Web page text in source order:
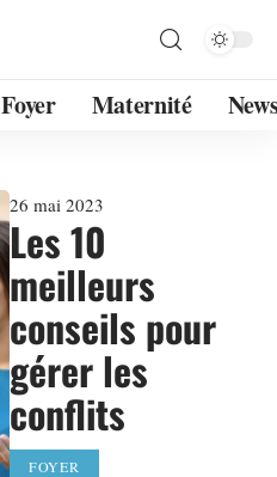
Foyer Maternité
26 mai 2023
Les 10
meilleurs
conseils pour
gérer les
conflits
FOYER